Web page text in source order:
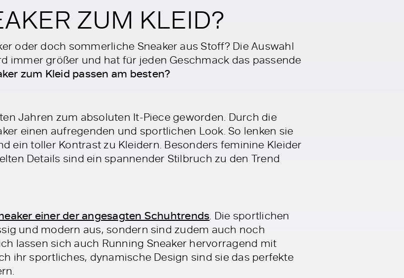
ZUM KLEID?
oder doch sommerliche Sneaker aus Stoff? Die Auswahl
immer größer und hat für jeden Geschmack das passende
zum Kleid passen am besten?
Jahren zum absoluten It-Piece geworden. Durch die
einen aufregenden und sportlichen Look. So lenken sie
ein toller Kontrast zu Kleidern. Besonders feminine Kleider
Details sind ein spannender Stilbruch zu den Trend
einer der angesagten Schuhtrends . Die sportlichen
und modern aus, sondern sind zudem auch noch
lassen sich auch Running Sneaker hervorragend mit
ihr sportliches, dynamische Design sind sie das perfekte